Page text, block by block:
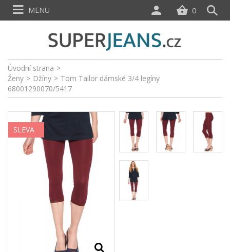
Úvodní strana >
Ženy > Džíny > Tom Tailor dámské 3/4 legíny
68001290070/5417
SLEVA
0
MENU